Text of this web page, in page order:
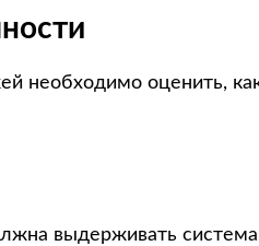
необходимо оценить,
выдерживать